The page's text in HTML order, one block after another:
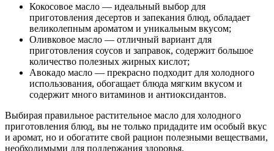
Кокосовое масло — идеальный выбор для
приготовления десертов и запекания блюд, обладает
великолепным ароматом и уникальным вкусом;
Оливковое масло — отличный вариант для
приготовления соусов и заправок, содержит большое
количество полезных жирных кислот;
Авокадо масло — прекрасно подходит для холодного
использования, обогащает блюда мягким вкусом и
содержит много витаминов и антиоксидантов.
Выбирая правильное растительное масло для холодного
приготовления блюд, вы не только придадите им особый вкус
и аромат, но и обогатите свой рацион полезными веществами,
необходимыми для поддержания здоровья.